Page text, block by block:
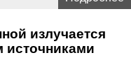
излучается
источниками